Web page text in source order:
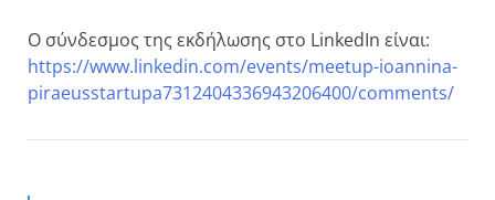
Ο σύνδεσμος της εκδήλωσης στο LinkedIn είναι:
https://www.linkedin.com/events/meetup-ioannina-
piraeusstartupa7312404336943206400/comments/